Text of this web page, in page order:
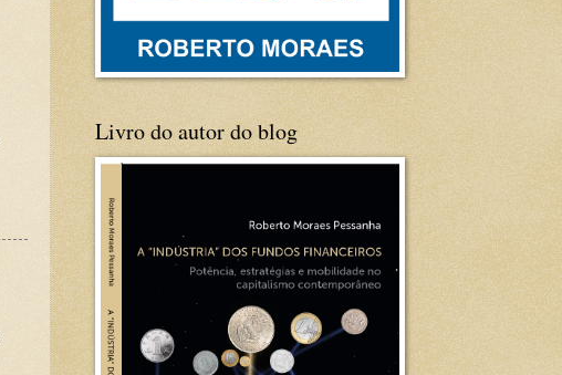
Livro do autor do blog